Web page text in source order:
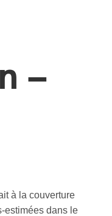
–
à la couverture
estimées dans le